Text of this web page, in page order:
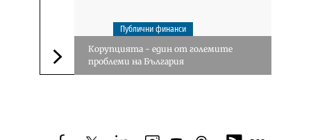
Следваща новина
Публични финанси
Корупцията - един от големите
проблеми на България